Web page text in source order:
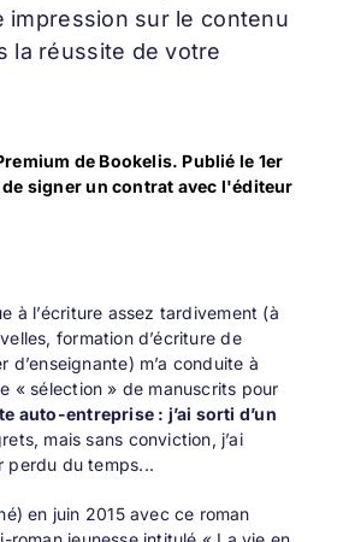
impression sur le contenu
la réussite de votre
de Bookelis. Publié le 1er
signer un contrat avec l'éditeur
à l’écriture assez tardivement (à
formation d’écriture de
m’a conduite à
« sélection » de manuscrits pour
auto-entreprise : j’ai sorti d’un
mais sans conviction, j’ai
perdu du temps...
en juin 2015 avec ce roman